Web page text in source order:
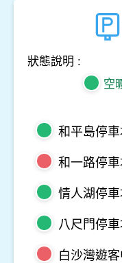
狀態說明 :
空
和平島停
和一路停
情人湖停
八尺門停
白沙灣遊